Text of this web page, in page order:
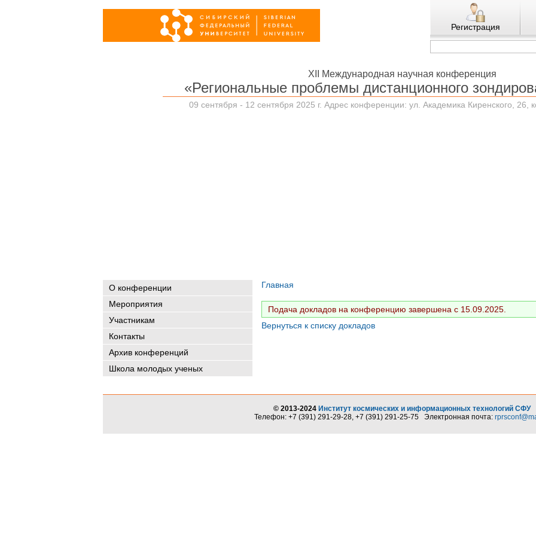
Регистрация
XII Международная научная конференция
«Региональные проблемы дистанционного
09 сентября - 12 сентября 2025 г. Адрес конференции: ул. Академика Киренского, 26,
Главная
Подача докладов на конференцию завершена с 15.09.2025.
Вернуться к списку докладов
О конференции
Мероприятия
Участникам
Контакты
Архив конференций
Школа молодых ученых
© 2013-2024 Институт космических и информационных технологий СФУ
Телефон: +7 (391) 291-29-28, +7 (391) 291-25-75 Электронная почта: